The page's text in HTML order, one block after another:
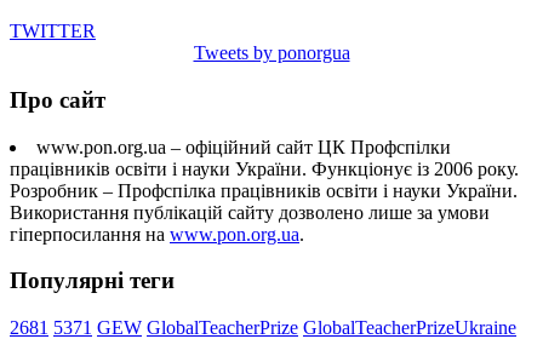
TWITTER
Tweets by ponorgua
Про сайт
www.pon.org.ua – офіційний сайт ЦК Профспілки
працівників освіти і науки України. Функціонує із 2006 року.
Розробник – Профспілка працівників освіти і науки України.
Використання публікацій сайту дозволено лише за умови
гіперпосилання на www.pon.org.ua.
Популярні теги
2681 5371 GEW GlobalTeacherPrize GlobalTeacherPrizeUkraine